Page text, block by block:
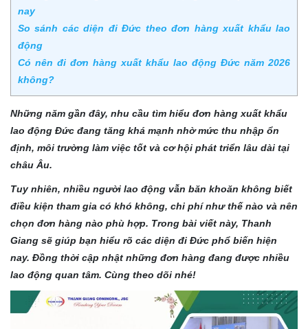
nay
So sánh các diện đi Đức theo đơn hàng xuất khẩu lao
động
Có nên đi đơn hàng xuất khẩu lao động Đức năm 2026
không?
Những năm gần đây, nhu cầu tìm hiểu đơn hàng xuất khẩu
lao động Đức đang tăng khá mạnh nhờ mức thu nhập ổn
định, môi trường làm việc tốt và cơ hội phát triển lâu dài tại
châu Âu.
Tuy nhiên, nhiều người lao động vẫn băn khoăn không biết
điều kiện tham gia có khó không, chi phí như thế nào và nên
chọn đơn hàng nào phù hợp. Trong bài viết này, Thanh
Giang sẽ giúp bạn hiểu rõ các diện đi Đức phổ biến hiện
nay. Đồng thời cập nhật những đơn hàng đang được nhiều
lao động quan tâm. Cùng theo dõi nhé!